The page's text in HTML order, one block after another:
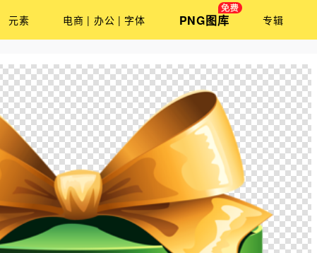
元素 电商 | 办公 | 字体 PNG图库 专辑